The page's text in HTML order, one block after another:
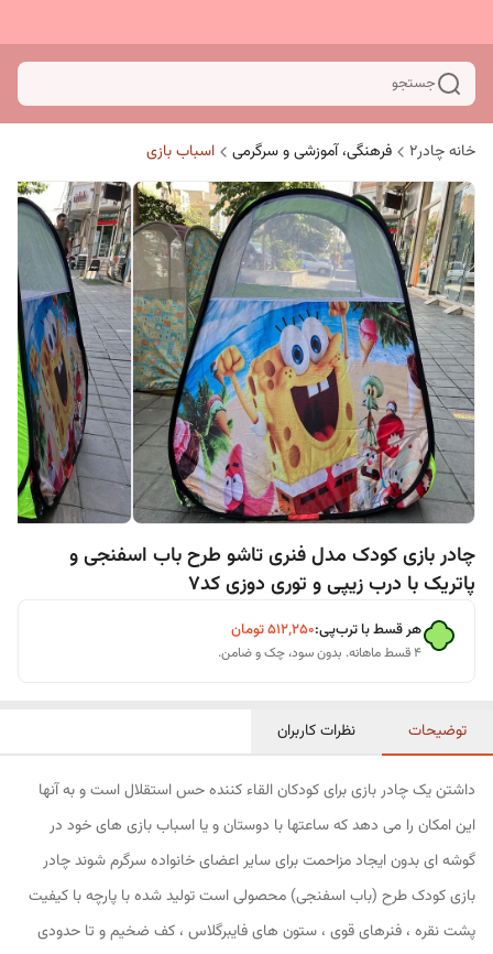
جستجو
خانه چادر۲ فرهنگی، آموزشی و سرگرمی اسباب بازی
چادر بازی کودک مدل فنری تاشو طرح باب اسفنجی و
پاتریک با درب زیپی و توری دوزی کد7
هر قسط با ترب‌پی:۵۱۲٬۲۵۰تومان
۴ قسط ماهانه. بدون سود، چک و ضامن.
توضیحات نظرات کاربران
داشتن یک چادر بازی برای کودکان القاء کننده حس استقلال است و به آنها
این امکان را می دهد که ساعتها با دوستان و یا اسباب بازی های خود در
گوشه ای بدون ایجاد مزاحمت برای سایر اعضای خانواده سرگرم شوند چادر
بازی کودک طرح (باب اسفنجی) محصولی است تولید شده با پارچه با کیفیت
پشت نقره ، فنرهای قوی ، ستون های فایبرگلاس ، کف ضخیم و تا حدودی